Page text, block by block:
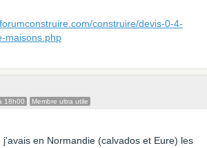
construire/devis-0-4-
maisons.php
18h00 Membre ultra utile
en Normandie (calvados et Eure) les